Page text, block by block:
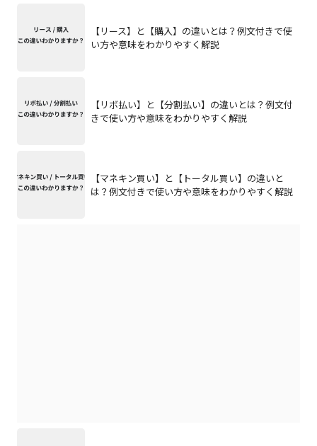
【リース】と【購入】の違いとは？例文付きで使
い方や意味をわかりやすく解説
【リボ払い】と【分割払い】の違いとは？例文付
きで使い方や意味をわかりやすく解説
【マネキン買い】と【トータル買い】の違いと
は？例文付きで使い方や意味をわかりやすく解説